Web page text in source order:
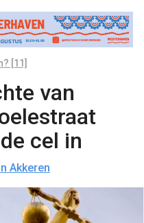
[11]
van
cel in
Akkeren